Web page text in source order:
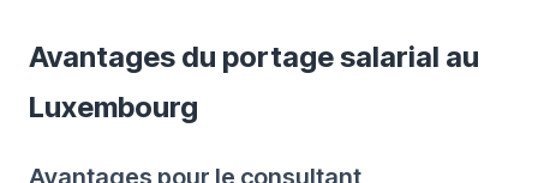
Avantages du portage salarial au
Luxembourg
Avantages pour le consultant